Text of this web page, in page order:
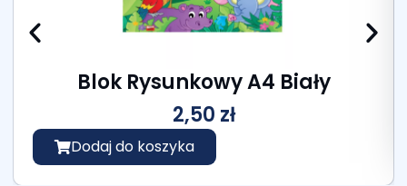
Blok Rysunkowy A4 Biały
2,50 zł
Dodaj do koszyka